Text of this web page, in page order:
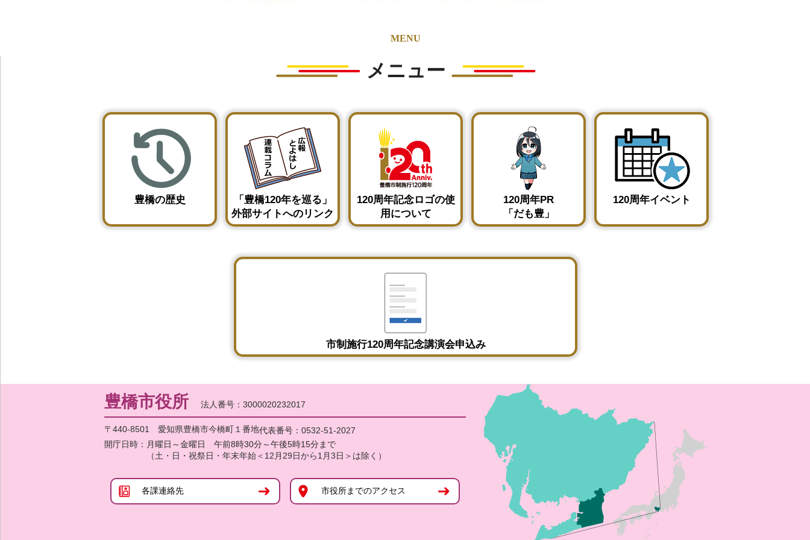
MENU
メニュー
豊橋の歴史
「豊橋120年を巡る」
外部サイトへのリンク
120周年記念ロゴの使
用について
120周年PR
「だも豊」
120周年イベント
市制施行120周年記念講演会申込み
豊橋市役所 法人番号：3000020232017
〒440-8501 愛知県豊橋市今橋町１番地代表番号： 0532-51-2027
開庁日時： 月曜日～金曜日 午前8時30分～午後5時15分まで
（土・日・祝祭日・年末年始＜12月29日から1月3日＞は除く）
各課連絡先 市役所までのアクセス